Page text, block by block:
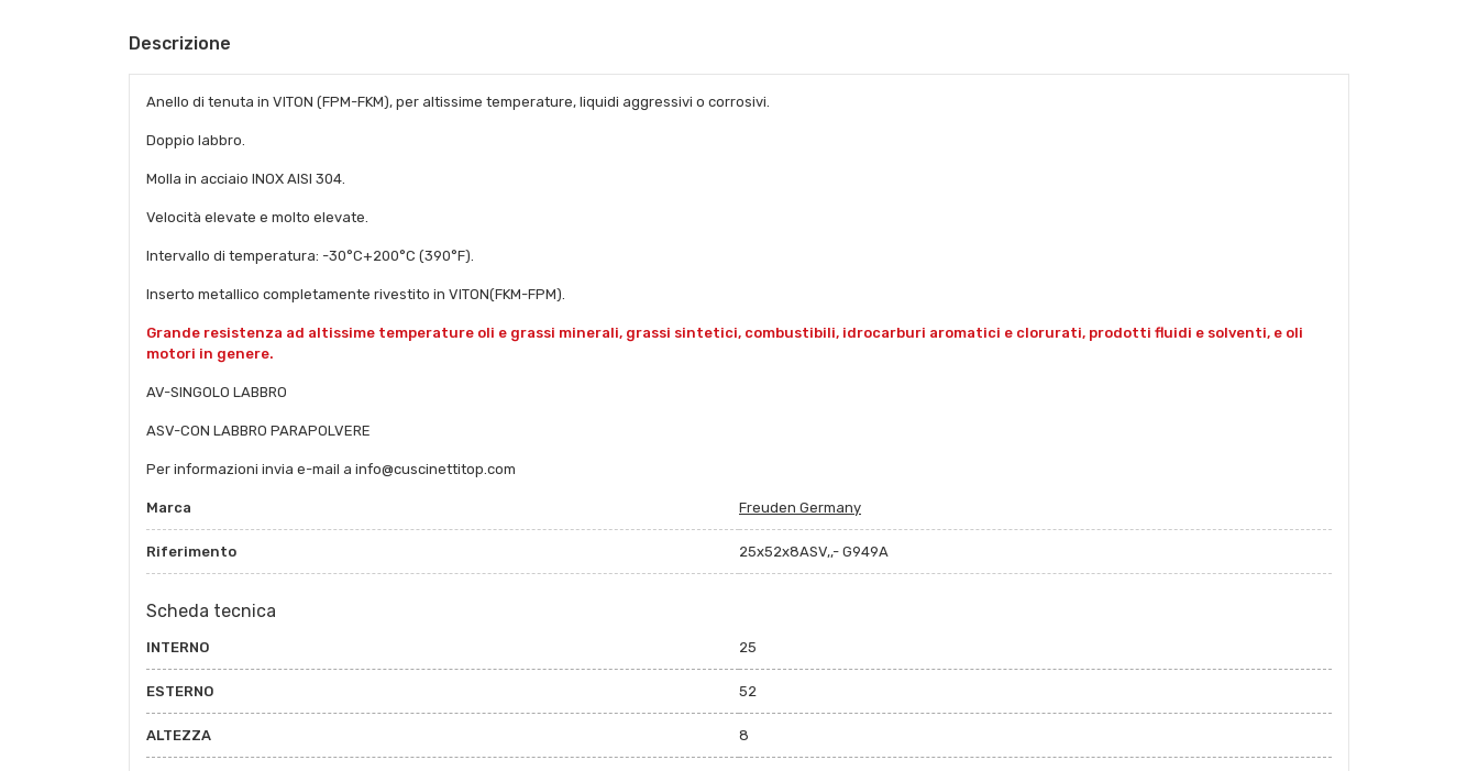
Descrizione
Anello di tenuta in VITON (FPM-FKM), per altissime temperature, liquidi aggressivi o corrosivi.
Doppio labbro.
Molla in acciaio INOX AISI 304.
Velocità elevate e molto elevate.
Intervallo di temperatura: -30°C+200°C (390°F).
Inserto metallico completamente rivestito in VITON(FKM-FPM).
Grande resistenza ad altissime temperature oli e grassi minerali, grassi sintetici, combustibili, idrocarburi aromatici e clorurati, prodotti fluidi e solventi, e oli
motori in genere.
AV-SINGOLO LABBRO
ASV-CON LABBRO PARAPOLVERE
Per informazioni invia e-mail a info@cuscinettitop.com
Marca Freuden Germany
Riferimento 25x52x8ASV,,- G949A
Scheda tecnica
INTERNO 25
ESTERNO 52
ALTEZZA 8